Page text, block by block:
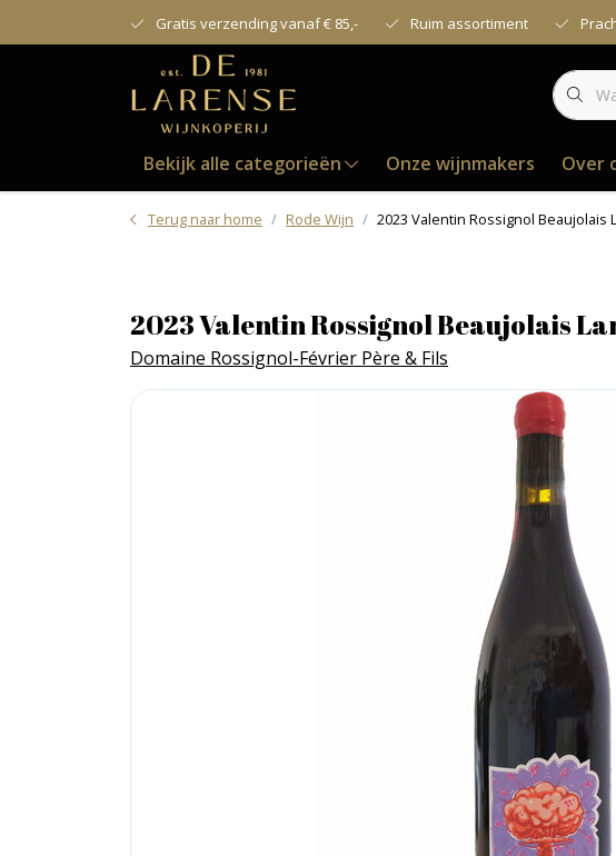
Gratis verzending vanaf € 85,- Ruim assortiment
Bekijk alle categorieën Onze wijnmakers Over
Terug naar home Rode Wijn 2023 Valentin Rossignol Beaujolais
2023 Valentin Rossignol Beaujolais
Domaine Rossignol-Février Père & Fils